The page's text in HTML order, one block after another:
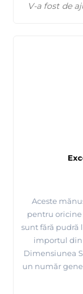
V-a fost de
Aceste
pentru oricine
sunt fără pudră
importul din
Dimensiunea
un număr